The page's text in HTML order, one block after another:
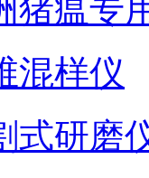
猪瘟专
混样仪
式研磨